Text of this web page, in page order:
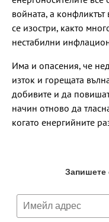
войната, а
се изостри, както
нестабилни
Има и опасения, че
изток и горещата
добивите и да
начин отново да
когато енергийните